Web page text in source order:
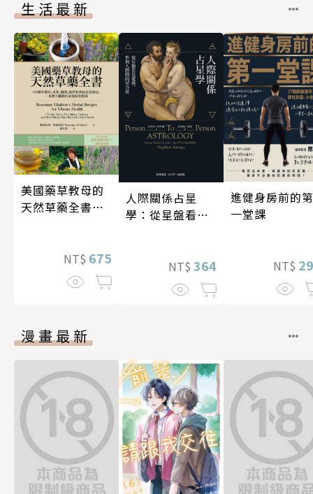
生活最新
美國藥草教母的
天然草藥全書
NT$ 675
人際關係占星
學：從星盤看見
NT$ 364
進健身房前的第
一堂課
NT$
漫畫最新